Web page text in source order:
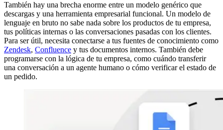
También hay una brecha enorme entre un modelo genérico que
descargas y una herramienta empresarial funcional. Un modelo de
lenguaje en bruto no sabe nada sobre los productos de tu empresa,
tus políticas internas o las conversaciones pasadas con los clientes.
Para ser útil, necesita conectarse a tus fuentes de conocimiento como
Zendesk, Confluence y tus documentos internos. También debe
programarse con la lógica de tu empresa, como cuándo transferir
una conversación a un agente humano o cómo verificar el estado de
un pedido.